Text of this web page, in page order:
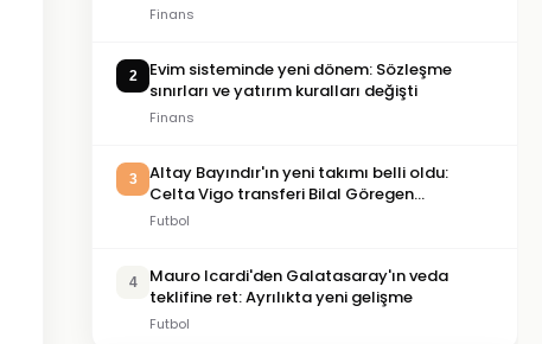
Finans
2
Evim sisteminde yeni dönem: Sözleşme
sınırları ve yatırım kuralları değişti
Finans
3
Altay Bayındır'ın yeni takımı belli oldu:
Celta Vigo transferi Bilal Göregen
videosuyla duyuruldu
Futbol
4
Mauro Icardi'den Galatasaray'ın veda
teklifine ret: Ayrılıkta yeni gelişme
Futbol